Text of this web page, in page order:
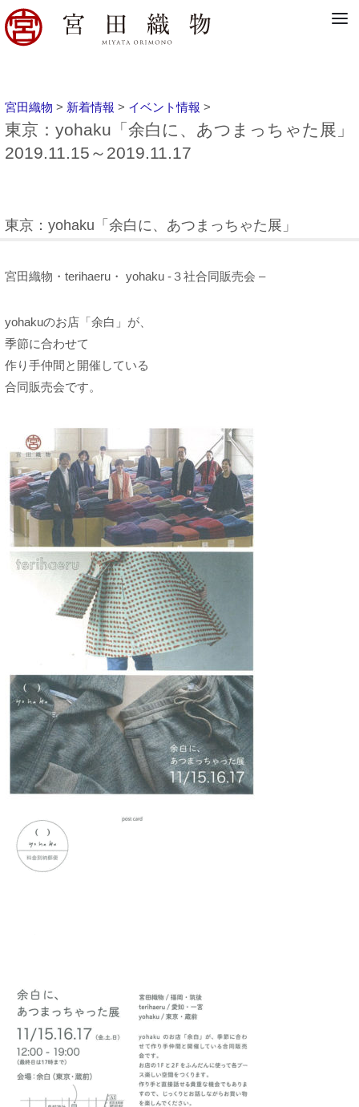
宮田織物 > 新着情報 > イベント情報 >
東京：yohaku「余白に、あつまっちゃた展」
2019.11.15～2019.11.17
東京：yohaku「余白に、あつまっちゃた展」
宮田織物・terihaeru・ yohaku -３社合同販売会 –
yohakuのお店「余白」が、
季節に合わせて
作り手仲間と開催している
合同販売会です。